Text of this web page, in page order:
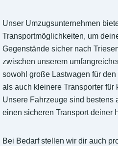
Unser Umzugsunternehmen
Transportmöglichkeiten, um
Gegenstände sicher nach
zwischen unserem
sowohl große Lastwagen für
als auch kleinere Transporter für
Unsere Fahrzeuge sind bestens
einen sicheren Transport deiner
Bei Bedarf stellen wir dir auch